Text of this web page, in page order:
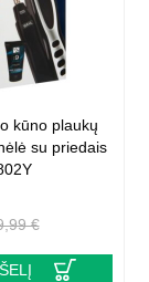
kūno plaukų
su priedais
€